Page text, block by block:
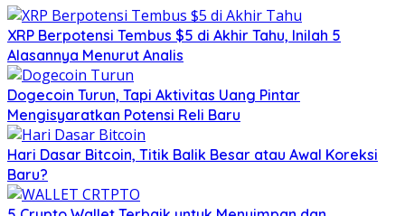
XRP Berpotensi Tembus $5 di Akhir Tahu, Inilah 5
Alasannya Menurut Analis
Dogecoin Turun, Tapi Aktivitas Uang Pintar
Mengisyaratkan Potensi Reli Baru
Hari Dasar Bitcoin, Titik Balik Besar atau Awal Koreksi
Baru?